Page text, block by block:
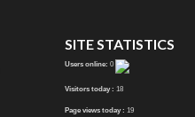
SITE STATISTICS
Users online: 0
Visitors today : 18
Page views today : 19